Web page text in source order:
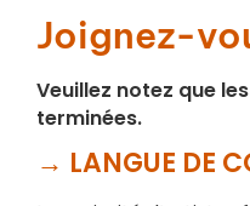
Joignez-
Veuillez notez que
terminées.
→ LANGUE DE